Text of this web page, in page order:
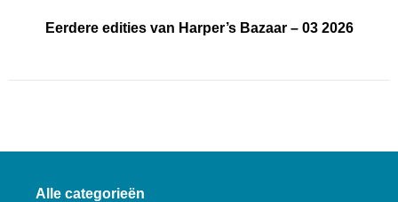
Eerdere edities van Harper’s Bazaar – 03 2026
Alle categorieën